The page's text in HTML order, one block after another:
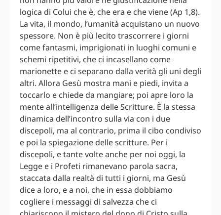
logica di Colui che è, che era e che viene (Ap 1,8).
La vita, il mondo, l’umanità acquistano un nuovo
spessore. Non è più lecito trascorrere i giorni
come fantasmi, imprigionati in luoghi comuni e
schemi ripetitivi, che ci incasellano come
marionette e ci separano dalla verità gli uni degli
altri. Allora Gesù mostra mani e piedi, invita a
toccarlo e chiede da mangiare; poi apre loro la
mente all’intelligenza delle Scritture. È la stessa
dinamica dell’incontro sulla via con i due
discepoli, ma al contrario, prima il cibo condiviso
e poi la spiegazione delle scritture. Per i
discepoli, e tante volte anche per noi oggi, la
Legge e i Profeti rimanevano parola sacra,
staccata dalla realtà di tutti i giorni, ma Gesù
dice a loro, e a noi, che in essa dobbiamo
cogliere i messaggi di salvezza che ci